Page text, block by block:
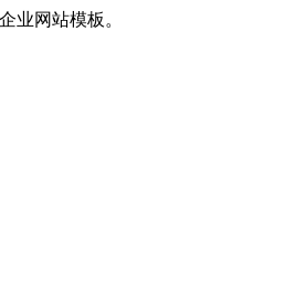
业网站模板。